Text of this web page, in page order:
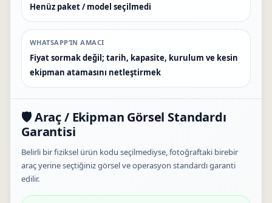
Henüz paket / model seçilmedi
WHATSAPP’IN AMACI
Fiyat sormak değil; tarih, kapasite, kurulum ve kesin
ekipman atamasını netleştirmek
🛡️ Araç / Ekipman Görsel Standardı
Garantisi
Belirli bir fiziksel ürün kodu seçilmediyse, fotoğraftaki birebir
araç yerine seçtiğiniz görsel ve operasyon standardı garanti
edilir.